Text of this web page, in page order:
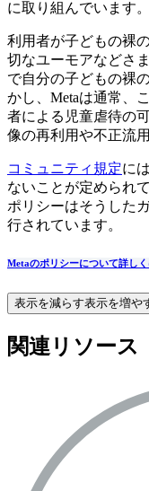
に取り組んでいます。
利用者が子どもの裸
切なユーモアなどさ
で自分の子どもの裸
かし、Metaは通常、
者による児童虐待の
像の再利用や不正流
コミュニティ規定に
ないことが定められ
ポリシーはそうした
行されています。
Metaのポリシーについて詳し
表示を減らす表示を増や
関連リソース